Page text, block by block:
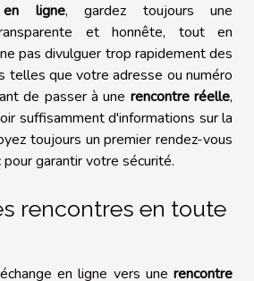
ligne, gardez toujours une
et honnête, tout en
pas divulguer trop rapidement des
telles que votre adresse ou numéro
de passer à une rencontre réelle,
suffisamment d'informations sur la
toujours un premier rendez-vous
pour garantir votre sécurité.
rencontres en toute
en ligne vers une rencontre